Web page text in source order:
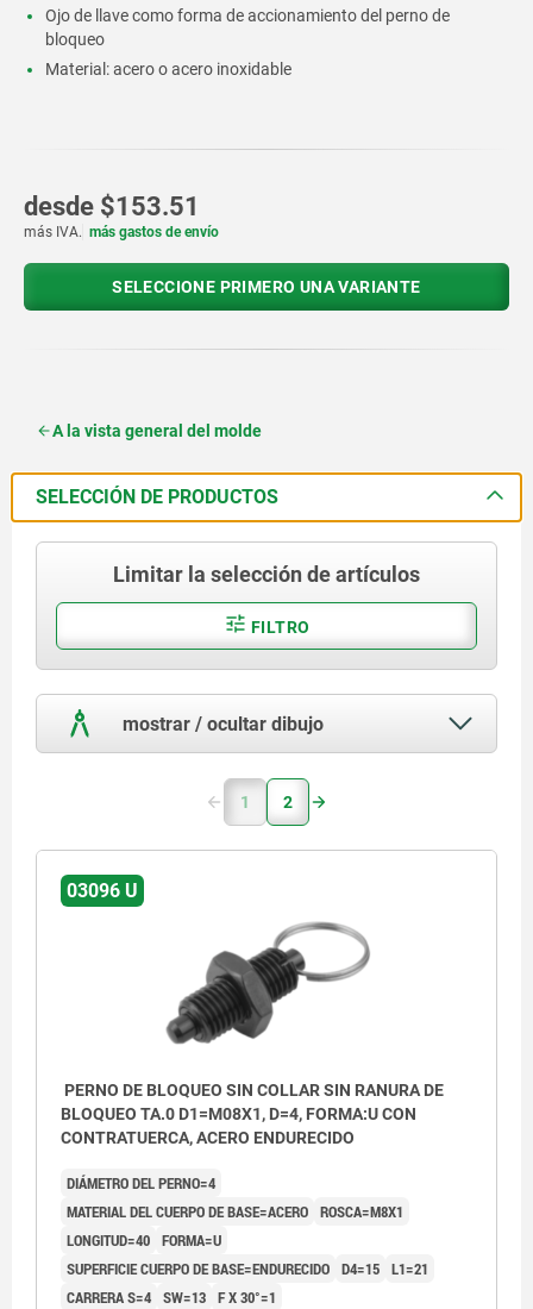
Ojo de llave como forma de accionamiento del perno de
bloqueo
Material: acero o acero inoxidable
desde $153.51
más IVA. más gastos de envío
SELECCIONE PRIMERO UNA VARIANTE
A la vista general del molde
SELECCIÓN DE PRODUCTOS
Limitar la selección de artículos
FILTRO
mostrar / ocultar dibujo
1 2
03096 U
PERNO DE BLOQUEO SIN COLLAR SIN RANURA DE
BLOQUEO TA.0 D1=M08X1, D=4, FORMA:U CON
CONTRATUERCA, ACERO ENDURECIDO
DIÁMETRO DEL PERNO=4
MATERIAL DEL CUERPO DE BASE=ACERO ROSCA=M8X1
LONGITUD=40 FORMA=U
SUPERFICIE CUERPO DE BASE=ENDURECIDO D4=15 L1=21
CARRERA S=4 SW=13 F X 30°=1